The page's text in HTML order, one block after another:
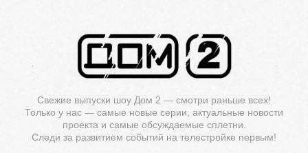
Свежие выпуски шоу Дом 2 — смотри раньше всех!
Только у нас — самые новые серии, актуальные новости
проекта и самые обсуждаемые сплетни.
Следи за развитием событий на телестройке первым!